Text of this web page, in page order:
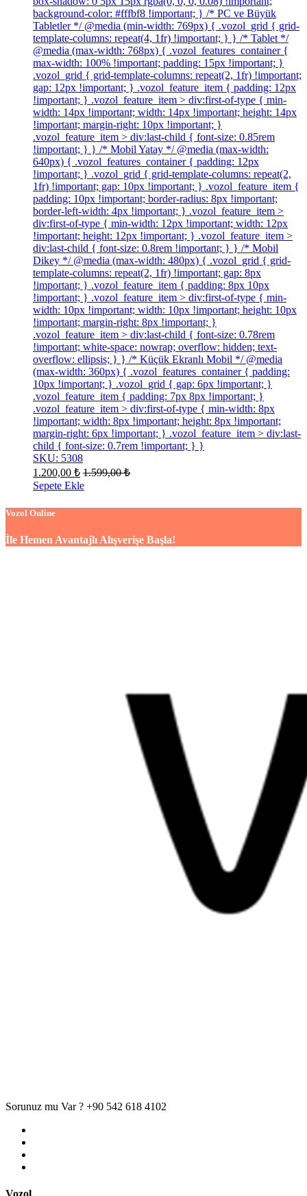
background-color: #fffbf8 !important; } /* PC ve Büyük
Tabletler */ @media (min-width: 769px) { .vozol_grid { grid-
template-columns: repeat(4, 1fr) !important; } } /* Tablet */
@media (max-width: 768px) { .vozol_features_container {
max-width: 100% !important; padding: 15px !important; }
.vozol_grid { grid-template-columns: repeat(2, 1fr) !important;
gap: 12px !important; } .vozol_feature_item { padding: 12px
!important; } .vozol_feature_item > div:first-of-type { min-
width: 14px !important; width: 14px !important; height: 14px
!important; margin-right: 10px !important; }
.vozol_feature_item > div:last-child { font-size: 0.85rem
!important; } } /* Mobil Yatay */ @media (max-width:
640px) { .vozol_features_container { padding: 12px
!important; } .vozol_grid { grid-template-columns: repeat(2,
1fr) !important; gap: 10px !important; } .vozol_feature_item {
padding: 10px !important; border-radius: 8px !important;
border-left-width: 4px !important; } .vozol_feature_item >
div:first-of-type { min-width: 12px !important; width: 12px
!important; height: 12px !important; } .vozol_feature_item >
div:last-child { font-size: 0.8rem !important; } } /* Mobil
Dikey */ @media (max-width: 480px) { .vozol_grid { grid-
template-columns: repeat(2, 1fr) !important; gap: 8px
!important; } .vozol_feature_item { padding: 8px 10px
!important; } .vozol_feature_item > div:first-of-type { min-
width: 10px !important; width: 10px !important; height: 10px
!important; margin-right: 8px !important; }
.vozol_feature_item > div:last-child { font-size: 0.78rem
!important; white-space: nowrap; overflow: hidden; text-
overflow: ellipsis; } } /* Küçük Ekranlı Mobil */ @media
(max-width: 360px) { .vozol_features_container { padding:
10px !important; } .vozol_grid { gap: 6px !important; }
.vozol_feature_item { padding: 7px 8px !important; }
.vozol_feature_item > div:first-of-type { min-width: 8px
!important; width: 8px !important; height: 8px !important;
margin-right: 6px !important; } .vozol_feature_item > div:last-
child { font-size: 0.7rem !important; } }
SKU: 5308
1.200,00 ₺ 1.599,00₺
Sepete Ekle
Vozol Online
İle Hemen Avantajlı Alışverişe Başla!
Sorunuz mu Var ? +90 542 618 4102
Vozol